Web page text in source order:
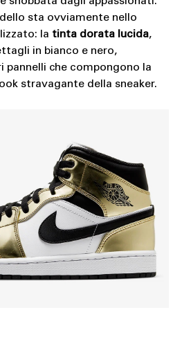
sta ovviamente nello
la tinta dorata lucida,
in bianco e nero,
pannelli che compongono la
stravagante della sneaker.